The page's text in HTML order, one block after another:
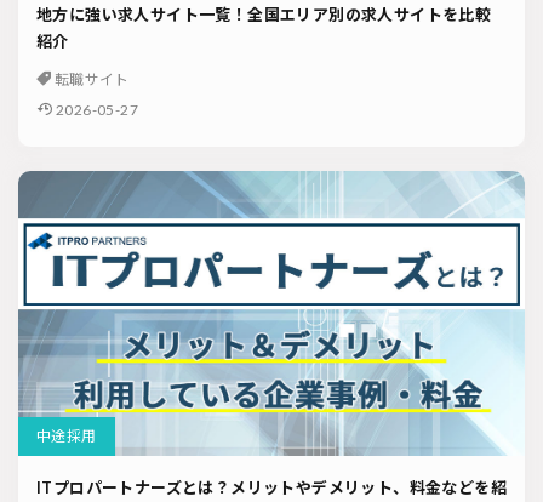
地方に強い求人サイト一覧！全国エリア別の求人サイトを比較
紹介
転職サイト
2026-05-27
中途採用
ITプロパートナーズとは？メリットやデメリット、料金などを紹